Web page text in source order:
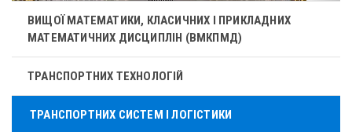
ВИЩОЇ МАТЕМАТИКИ, КЛАСИЧНИХ І ПРИКЛАДНИХ
МАТЕМАТИЧНИХ ДИСЦИПЛІН (ВМКПМД)
ТРАНСПОРТНИХ ТЕХНОЛОГІЙ
ТРАНСПОРТНИХ СИСТЕМ І ЛОГІСТИКИ